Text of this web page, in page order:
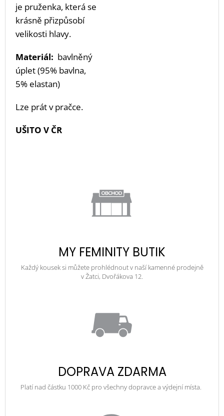
je pruženka, která se
krásně přizpůsobí
velikosti hlavy.
Materiál: bavlněný
úplet (95% bavlna,
5% elastan)
Lze prát v pračce.
UŠITO V ČR
MY FEMINITY BUTIK
Každý kousek si můžete prohlédnout v naší kamenné prodejně
v Žatci, Dvořákova 12.
DOPRAVA ZDARMA
Platí nad částku 1000 Kč pro všechny dopravce a výdejní místa.